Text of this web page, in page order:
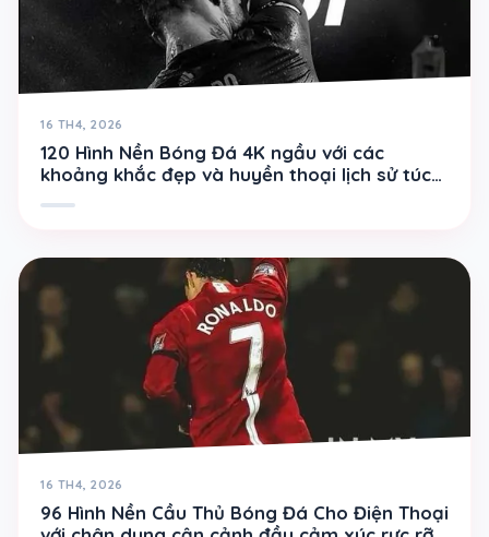
16 TH4, 2026
120 Hình Nền Bóng Đá 4K ngầu với các
khoảng khắc đẹp và huyền thoại lịch sử túc
16 TH4, 2026
96 Hình Nền Cầu Thủ Bóng Đá Cho Điện Thoại